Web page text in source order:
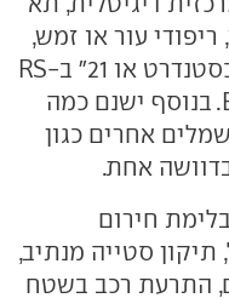
עור או זמש,
חניה אוטומטית וחישוקי 19" כסטנדרט או 21" ב-RS
ו-22" ב-SS, עם בלמי Brembo. בנוסף ישנם כמה
אחרים כגון
אחת.
חירום
תיקון סטייה מנתיב,
התרעת רכב בשטח